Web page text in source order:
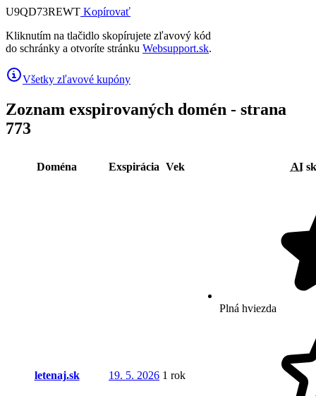
U9QD73REWT Kopírovať
Kliknutím na tlačidlo skopírujete zľavový kód
do schránky a otvoríte stránku Websupport.sk.
Všetky zľavové kupóny
Zoznam exspirovaných domén - strana
773
Doména Exspirácia Vek AI
letenaj.sk 19. 5. 2026 1 rok
Plná hviezda